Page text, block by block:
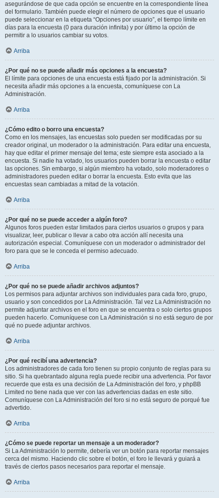
asegurándose de que cada opción se encuentre en la correspondiente línea
del formulario. También puede elegir el número de opciones que el usuario
puede seleccionar en la etiqueta “Opciones por usuario”, el tiempo límite en
días para la encuesta (0 para duración infinita) y por último la opción de
permitir a lo usuarios cambiar su votos.
Arriba
¿Por qué no se puede añadir más opciones a la encuesta?
El límite para opciones de una encuesta está fijado por la administración. Si
necesita añadir más opciones a la encuesta, comuníquese con La
Administración.
Arriba
¿Cómo edito o borro una encuesta?
Como en los mensajes, las encuestas solo pueden ser modificadas por su
creador original, un moderador o la administración. Para editar una encuesta,
hay que editar el primer mensaje del tema; este siempre esta asociado a la
encuesta. Si nadie ha votado, los usuarios pueden borrar la encuesta o editar
las opciones. Sin embargo, si algún miembro ha votado, solo moderadores o
administradores pueden editar o borrar la encuesta. Esto evita que las
encuestas sean cambiadas a mitad de la votación.
Arriba
¿Por qué no se puede acceder a algún foro?
Algunos foros pueden estar limitados para ciertos usuarios o grupos y para
visualizar, leer, publicar o llevar a cabo otra acción allí necesita una
autorización especial. Comuníquese con un moderador o administrador del
foro para que se le conceda el permiso adecuado.
Arriba
¿Por qué no se puede añadir archivos adjuntos?
Los permisos para adjuntar archivos son individuales para cada foro, grupo,
usuario y son concedidos por La Administración. Tal vez La Administración no
permite adjuntar archivos en el foro en que se encuentra o solo ciertos grupos
pueden hacerlo. Comuníquese con La Administración si no está seguro de por
qué no puede adjuntar archivos.
Arriba
¿Por qué recibí una advertencia?
Los administradores de cada foro tienen su propio conjunto de reglas para su
sitio. Si ha quebrantado alguna regla puede recibir una advertencia. Por favor
recuerde que esta es una decisión de La Administración del foro, y phpBB
Limited no tiene nada que ver con las advertencias dadas en este sitio.
Comuníquese con La Administración del foro si no está seguro de porqué fue
advertido.
Arriba
¿Cómo se puede reportar un mensaje a un moderador?
Si La Administración lo permite, debería ver un botón para reportar mensajes
cerca del mismo. Haciendo clic sobre el botón, el foro le llevará y guiará a
través de ciertos pasos necesarios para reportar el mensaje.
Arriba